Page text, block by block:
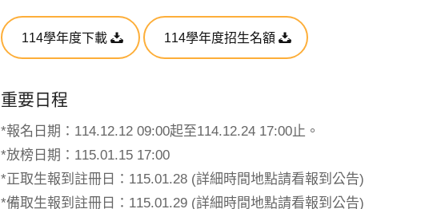
114學年度下載 114學年度招生名額
重要日程
*報名日期：114.12.12 09:00起至114.12.24 17:00止。
*放榜日期：115.01.15 17:00
*正取生報到註冊日：115.01.28 (詳細時間地點請看報到公告)
*備取生報到註冊日：115.01.29 (詳細時間地點請看報到公告)